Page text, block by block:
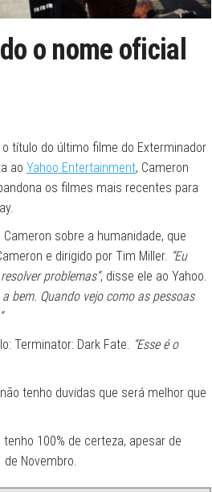
o nome oficial
título do último filme do Exterminador
ao Yahoo Entertainment, Cameron
os filmes mais recentes para
sobre a humanidade, que
e dirigido por Tim Miller. “Eu
problemas”, disse ele ao Yahoo.
bem. Quando vejo como as pessoas
Terminator: Dark Fate. “Esse é o
tenho duvidas que será melhor que
100% de certeza, apesar de
de Novembro.